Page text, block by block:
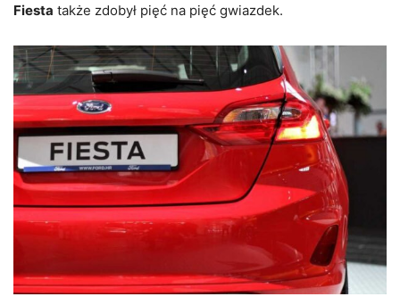
Fiesta także zdobył pięć na pięć gwiazdek.